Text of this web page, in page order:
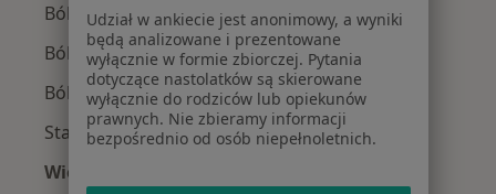
Ból kolana w Warszawie
Ból barku w Warszawie
Ból biodra w Warszawie
Stany pooperacyjne w Warszawie
Więcej (15)
Udział w ankiecie jest anonimowy, a wyniki
będą analizowane i prezentowane
wyłącznie w formie zbiorczej. Pytania
dotyczące nastolatków są skierowane
wyłącznie do rodziców lub opiekunów
prawnych. Nie zbieramy informacji
bezpośrednio od osób niepełnoletnich.